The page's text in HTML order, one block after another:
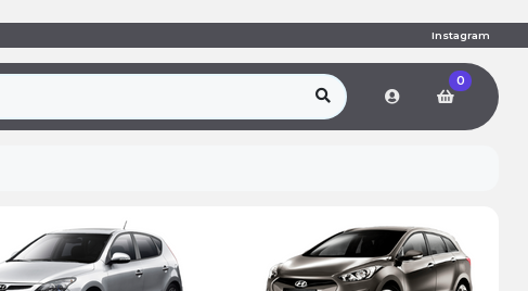
Instagram
0